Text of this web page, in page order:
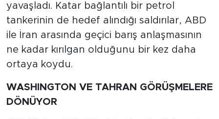
yavaşladı. Katar bağlantılı bir petrol
tankerinin de hedef alındığı saldırılar, ABD
ile İran arasında geçici barış anlaşmasının
ne kadar kırılgan olduğunu bir kez daha
ortaya koydu.
WASHINGTON VE TAHRAN GÖRÜŞMELERE
DÖNÜYOR